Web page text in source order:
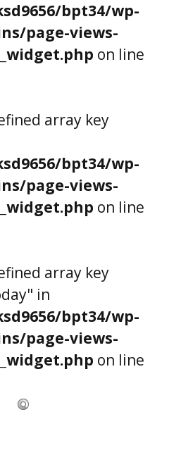
bpt34/wp-
page-views-
on line
array key
bpt34/wp-
page-views-
on line
array key
in
bpt34/wp-
page-views-
on line